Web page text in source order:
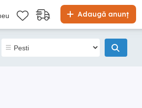
Adaugă anunț